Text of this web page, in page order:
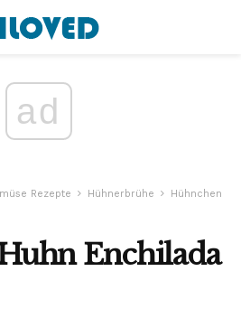
ad
Rezepte Hühnerbrühe
Hühnchen
Enchilada